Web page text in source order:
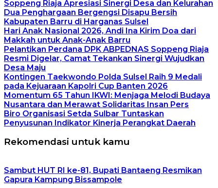
Soppeng Riaja Apresiasi Sinergi Desa dan Kelurahan
Dua Penghargaan Bergengsi Disapu Bersih
Kabupaten Barru di Harganas Sulsel
Hari Anak Nasional 2026, Andi Ina Kirim Doa dari
Makkah untuk Anak-Anak Barru
Pelantikan Perdana DPK ABPEDNAS Soppeng Riaja
Resmi Digelar, Camat Tekankan Sinergi Wujudkan
Desa Maju
Kontingen Taekwondo Polda Sulsel Raih 9 Medali
pada Kejuaraan Kapolri Cup Banten 2026
Momentum 65 Tahun IKWI: Menjaga Melodi Budaya
Nusantara dan Merawat Solidaritas Insan Pers
Biro Organisasi Setda Sulbar Tuntaskan
Penyusunan Indikator Kinerja Perangkat Daerah
Rekomendasi untuk kamu
Sambut HUT RI ke-81, Bupati Bantaeng Resmikan
Gapura Kampung Bissampole